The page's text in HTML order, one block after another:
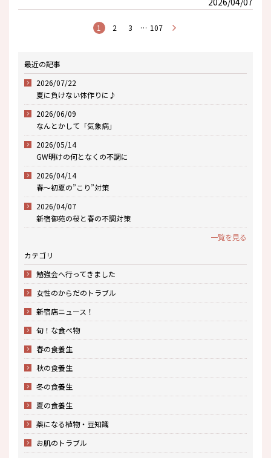
1 2 3 … 107
最近の記事
2026/07/22
夏に負けない体作りに♪
2026/06/09
なんとかして「気象病」
2026/05/14
GW明けの何となくの不調に
2026/04/14
春～初夏の”こり”対策
2026/04/07
新宿御苑の桜と春の不調対策
一覧を見る
カテゴリ
勉強会へ行ってきました
女性のからだのトラブル
新宿店ニュース！
旬！な食べ物
春の食養生
秋の食養生
冬の食養生
夏の食養生
薬になる植物・豆知識
お肌のトラブル